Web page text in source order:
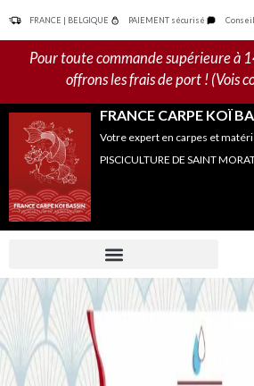
contenu
FRANCE | BELGIQUE PAIEMENT sécurisé
Pour toute commande supérieure à
offrons les frais de port ! (Vois
FRANCE CARPE KOÏ
Votre expert en carpes et
PISCICULTURE DE SAINT